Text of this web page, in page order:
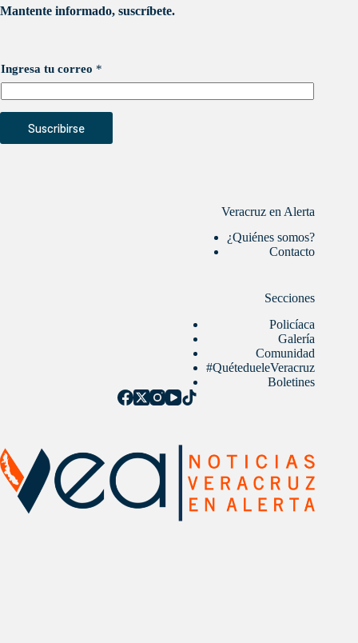
Mantente informado, suscríbete.
Ingresa tu correo *
Suscribirse
Veracruz en Alerta
¿Quiénes somos?
Contacto
Secciones
Policíaca
Galería
Comunidad
#QuétedueleVeracruz
Boletines